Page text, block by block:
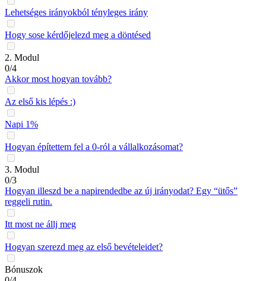
Lehetséges irányokból tényleges irány
Hogy sose kérdőjelezd meg a döntésed
2. Modul
0/4
Akkor most hogyan tovább?
Az első kis lépés :)
Napi 1%
Hogyan építettem fel a 0-ról a vállalkozásomat?
3. Modul
0/3
Hogyan illeszd be a napirendedbe az új irányodat? Egy “ütős”
reggeli rutin.
Itt most ne állj meg
Hogyan szerezd meg az első bevételeidet?
Bónuszok